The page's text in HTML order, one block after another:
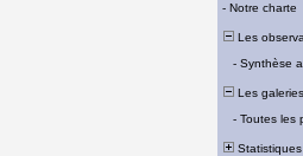
- Notre charte
Les
- Synthèse
Les galeries
- Toutes les